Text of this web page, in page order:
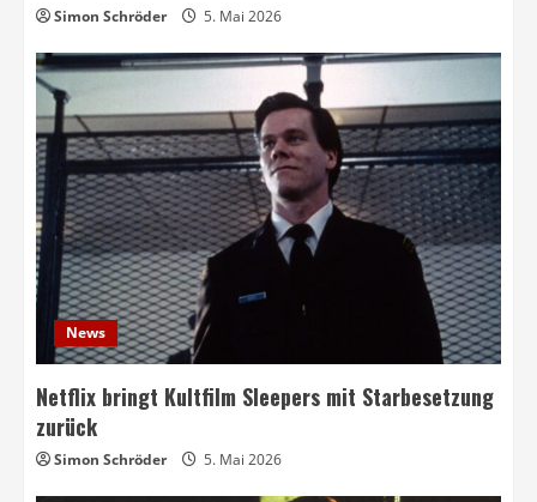
Simon Schröder 5. Mai 2026
News
Netflix bringt Kultfilm Sleepers mit Starbesetzung
zurück
Simon Schröder 5. Mai 2026